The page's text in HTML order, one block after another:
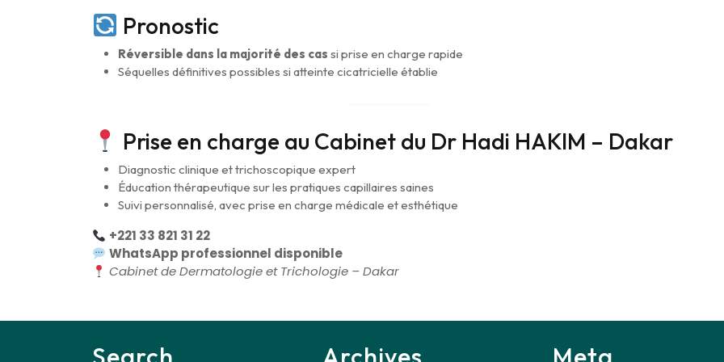
Pronostic
Réversible dans la majorité des cas si prise en charge rapide
Séquelles définitives possibles si atteinte cicatricielle établie
Prise en charge au Cabinet du Dr Hadi HAKIM – Dakar
Diagnostic clinique et trichoscopique expert
Éducation thérapeutique sur les pratiques capillaires saines
Suivi personnalisé, avec prise en charge médicale et esthétique
+221 33 821 31 22
WhatsApp professionnel disponible
Cabinet de Dermatologie et Trichologie – Dakar